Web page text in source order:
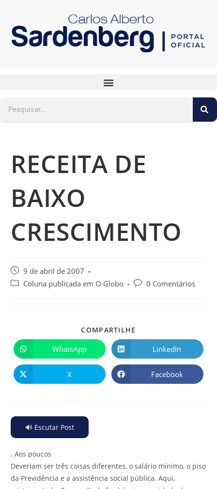
RECEITA DE
BAIXO
CRESCIMENTO
9 de abril de 2007
Coluna publicada em O Globo
0 Comentários
COMPARTILHE
WhatsApp LinkedIn
X Facebook
🔊 Escutar Post
. Aos poucos
Deveriam ser três coisas diferentes, o salário mínimo, o piso
da Previdência e a assistência social pública. Aqui,